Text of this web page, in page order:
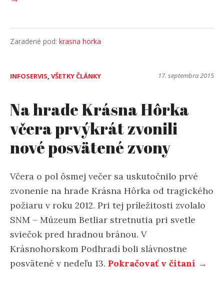
Zaradené pod: krasna horka
INFOSERVIS, VŠETKY ČLÁNKY 17. septembra 2015
Na hrade Krásna Hôrka
včera prvýkrát zvonili
nové posvätené zvony
Včera o pol ôsmej večer sa uskutočnilo prvé
zvonenie na hrade Krásna Hôrka od tragického
požiaru v roku 2012. Pri tej príležitosti zvolalo
SNM – Múzeum Betliar stretnutia pri svetle
sviečok pred hradnou bránou. V
Krásnohorskom Podhradí boli slávnostne
posvätené v nedeľu 13. Pokračovať v čítaní →